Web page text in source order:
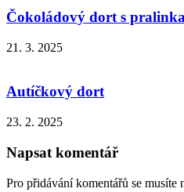
Čokoládový dort s
21. 3. 2025
Autíčkový dort
23. 2. 2025
Napsat komentář
Pro přidávání komentářů se musíte